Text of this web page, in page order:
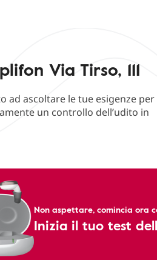
Via Tirso, 111
ad ascoltare le tue esigenze per
un controllo dell’udito in
Non aspettare, comincia ora
Inizia il tuo test